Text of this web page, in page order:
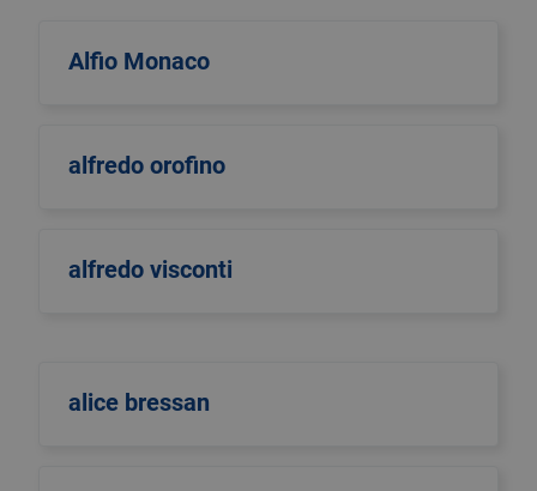
Alfio Monaco
alfredo orofino
alfredo visconti
alice bressan